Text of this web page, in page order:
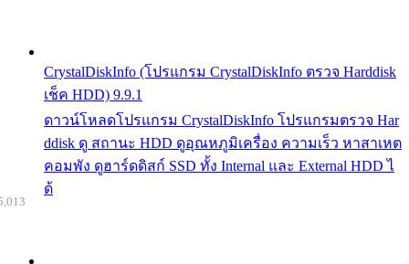
CrystalDiskInfo (โปรแกรม CrystalDiskInfo ตรวจ Harddisk
เช็ค HDD) 9.9.1
ดาวน์โหลดโปรแกรม CrystalDiskInfo โปรแกรมตรวจ Har
ddisk ดู สถานะ HDD ดูอุณหภูมิเครื่อง ความเร็ว หาสาเหต
คอมพัง ดูฮาร์ดดิสก์ SSD ทั้ง Internal และ External HDD ไ
ด้